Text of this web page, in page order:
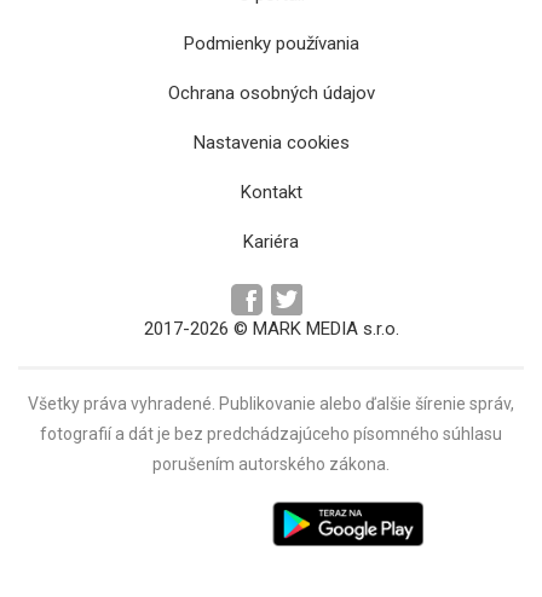
Na večeri s Donaldom Trumpom zazneli
Podmienky používania
Ochrana osobných údajov
Nastavenia cookies
Kontakt
Kariéra
2017-2026 © MARK MEDIA s.r.o.
Všetky práva vyhradené. Publikovanie alebo ďalšie šírenie správ,
fotografií a dát je bez predchádzajúceho písomného súhlasu
porušením autorského zákona.